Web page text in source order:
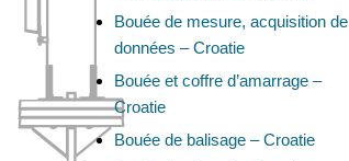
Bouée de mesure, acquisition de
données – Croatie
Bouée et coffre d’amarrage –
Croatie
Bouée de balisage – Croatie